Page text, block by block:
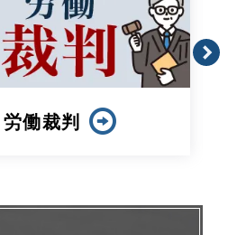
セクハラ・
パワハラ問題